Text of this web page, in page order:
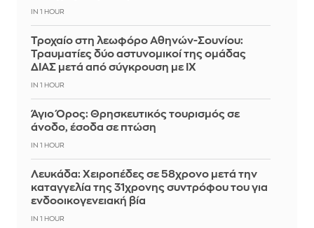
IN 1 HOUR
Τροχαίο στη λεωφόρο Αθηνών-Σουνίου:
Τραυματίες δύο αστυνομικοί της ομάδας
ΔΙΑΣ μετά από σύγκρουση με ΙΧ
IN 1 HOUR
Άγιο Όρος: Θρησκευτικός τουρισμός σε
άνοδο, έσοδα σε πτώση
IN 1 HOUR
Λευκάδα: Χειροπέδες σε 58χρονο μετά την
καταγγελία της 31χρονης συντρόφου του για
ενδοοικογενειακή βία
IN 1 HOUR